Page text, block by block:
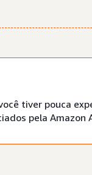
tiver pouca
pela Amazon